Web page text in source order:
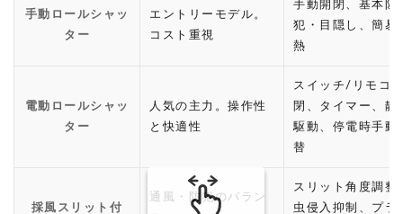
手動ロールシャッ
ター
エントリーモデル。
コスト重視
手動開閉、基本防
犯・目隠し、簡易
熱
電動ロールシャッ
ター
人気の主力。操作性
と快適性
スイッチ/リモコ
閉、タイマー、静
駆動、停電時手動
替
採風スリット付
通風・防犯のバラン
スリット角度調整
虫侵入抑制、プラ